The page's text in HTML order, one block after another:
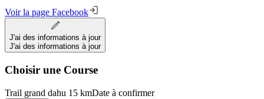
Voir la page Facebook
J'ai des informations à jour
J'ai des informations à jour
Choisir une Course
Trail grand dahu 15 kmDate à confirmer